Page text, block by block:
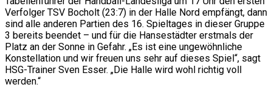
Verfolger TSV Bocholt (23:7) in der Halle Nord empfängt, dann
sind alle anderen Partien des 16. Spieltages in dieser Gruppe
3 bereits beendet – und für die Hansestädter erstmals der
Platz an der Sonne in Gefahr. „Es ist eine ungewöhnliche
Konstellation und wir freuen uns sehr auf dieses Spiel“, sagt
HSG-Trainer Sven Esser. „Die Halle wird wohl richtig voll
werden.“